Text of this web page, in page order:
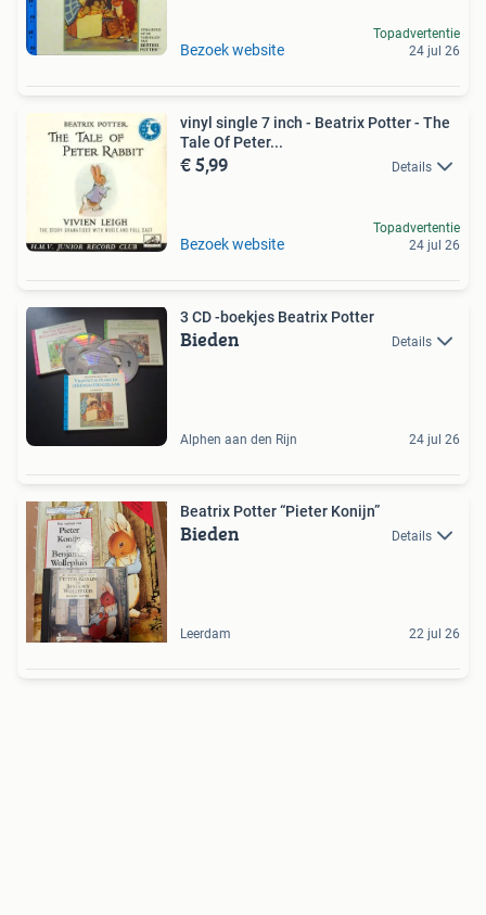
Bezoek website
Topadvertentie
24 jul 26
vinyl single 7 inch - Beatrix Potter - The
Tale Of Peter...
€ 5,99 Details
Bezoek website
Topadvertentie
24 jul 26
3 CD -boekjes Beatrix Potter
Bieden Details
Alphen aan den Rijn 24 jul 26
Beatrix Potter “Pieter Konijn”
Bieden Details
Leerdam 22 jul 26